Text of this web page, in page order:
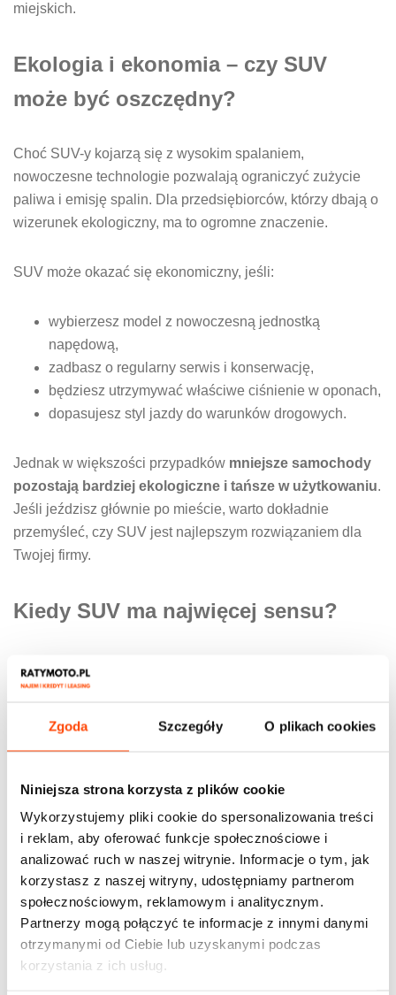
Zgoda Szczegóły O plikach cookies
Niniejsza strona korzysta z plików cookie
Wykorzystujemy pliki cookie do spersonalizowania treści
i reklam, aby oferować funkcje społecznościowe i
analizować ruch w naszej witrynie. Informacje o tym, jak
korzystasz z naszej witryny, udostępniamy partnerom
społecznościowym, reklamowym i analitycznym.
Partnerzy mogą połączyć te informacje z innymi danymi
otrzymanymi od Ciebie lub uzyskanymi podczas
korzystania z ich usług.
miejskich.
Ekologia i ekonomia – czy SUV
może być oszczędny?
Choć SUV-y kojarzą się z wysokim spalaniem,
nowoczesne technologie pozwalają ograniczyć zużycie
paliwa i emisję spalin. Dla przedsiębiorców, którzy dbają o
wizerunek ekologiczny, ma to ogromne znaczenie.
SUV może okazać się ekonomiczny, jeśli:
wybierzesz model z nowoczesną jednostką
napędową,
zadbasz o regularny serwis i konserwację,
będziesz utrzymywać właściwe ciśnienie w oponach,
dopasujesz styl jazdy do warunków drogowych.
Jednak w większości przypadków mniejsze samochody
pozostają bardziej ekologiczne i tańsze w użytkowaniu.
Jeśli jeździsz głównie po mieście, warto dokładnie
przemyśleć, czy SUV jest najlepszym rozwiązaniem dla
Twojej firmy.
Kiedy SUV ma najwięcej sensu?
SUV to świetny wybór, jeśli potrzebujesz samochodu:
przestronnego,
zapewniającego wysoki komfort jazdy,
mogącego poradzić sobie w zmiennych warunkach
drogowych.
Jeśli jednak priorytetem Twojej firmy jest optymalizacja
kosztów, częste poruszanie się po mieście lub
minimalizacja wydatków na paliwo – SUV może okazać
się nadmiernym obciążeniem.